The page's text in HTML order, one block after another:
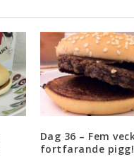
Dag 36 – Fem
fortfarande pigg!